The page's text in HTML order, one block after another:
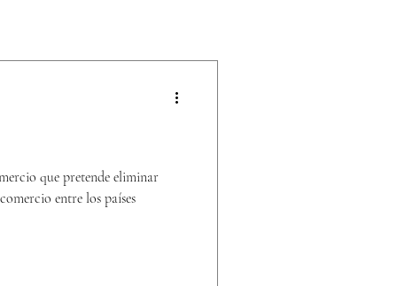
que pretende eliminar
entre los países